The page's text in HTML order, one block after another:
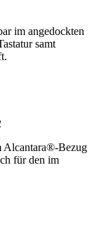
im angedockten
samt
Alcantara®-Bezug
für den im